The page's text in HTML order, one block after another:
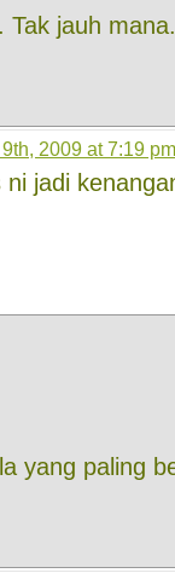
Tak jauh
2009 at 7:19 pm
jadi
yang paling